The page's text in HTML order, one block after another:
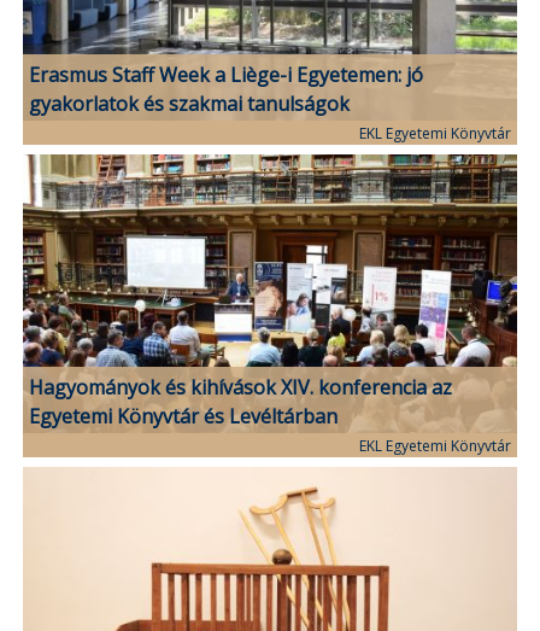
Erasmus Staff Week a Liège-i Egyetemen: jó
gyakorlatok és szakmai tanulságok
EKL Egyetemi Könyvtár
Hagyományok és kihívások XIV. konferencia az
Egyetemi Könyvtár és Levéltárban
EKL Egyetemi Könyvtár